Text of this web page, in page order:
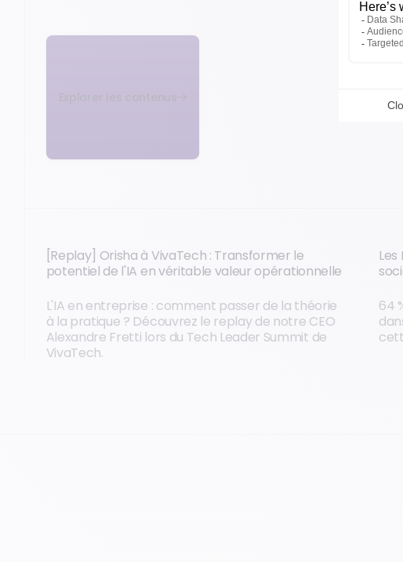
Explorer les contenus
[Replay] Orisha à VivaTech : Transformer le
potentiel de l'IA en véritable valeur opérationnelle
L'IA en entreprise : comment passer de la théorie
à la pratique ? Découvrez le replay de notre CEO
Alexandre Fretti lors du Tech Leader Summit de
VivaTech.
64